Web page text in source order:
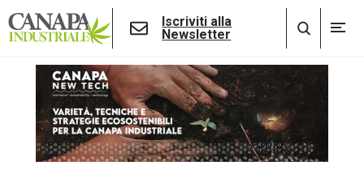
Iscriviti alla
Newsletter